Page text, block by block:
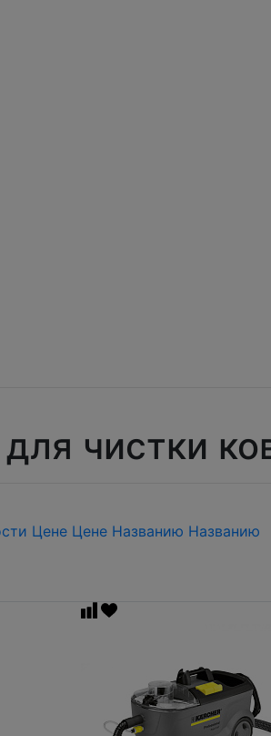
чистки
Цене Цене Названию Названию